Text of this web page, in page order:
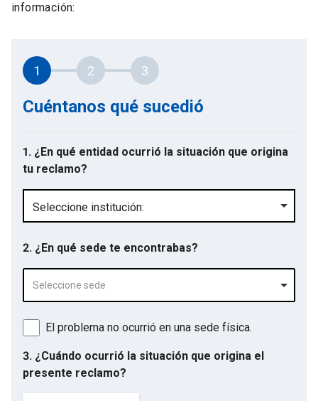
información:
1 2 3
Cuéntanos qué sucedió
1. ¿En qué entidad ocurrió la situación que origina
tu reclamo?
Seleccione institución:
2. ¿En qué sede te encontrabas?
Seleccione sede
El problema no ocurrió en una sede física.
3. ¿Cuándo ocurrió la situación que origina el
presente reclamo?